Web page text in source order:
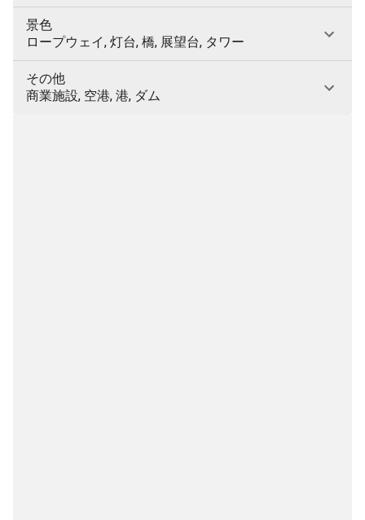
景色
ロープウェイ, 灯台, 橋, 展望台, タワー
その他
商業施設, 空港, 港, ダム